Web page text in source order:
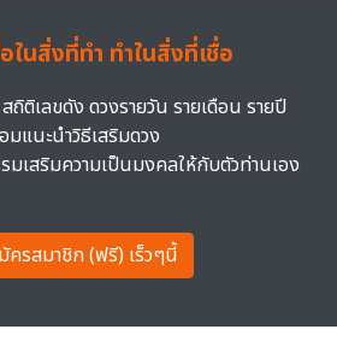
ในสิ่งที่ทำ ทำในสิ่งที่เชื่อ
ถิติเลขดัง ดวงรายวัน รายเดือน รายปี
มแนะนำวิธีเสริมดวง
มเสริมความเป็นมงคลให้กับตัวท่านเอง
ครสมาชิก (ฟรี) เร็วๆนี้